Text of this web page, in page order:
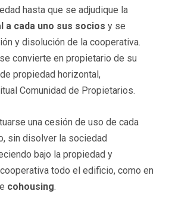
hasta que se adjudique la
a cada uno sus socios y se
y disolución de la cooperativa.
convierte en propietario de su
propiedad horizontal,
Comunidad de Propietarios.
una cesión de uso de cada
sin disolver la sociedad
bajo la propiedad y
todo el edificio, como en
cohousing.